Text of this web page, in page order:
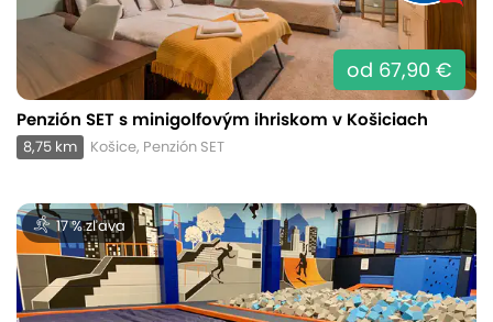
od 67,90 €
Penzión SET s minigolfovým ihriskom v Košiciach
8,75 km Košice, Penzión SET
17 % zľava